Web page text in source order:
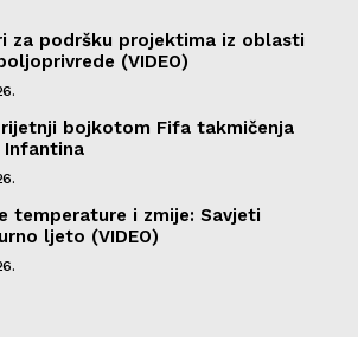
za podršku projektima iz oblasti
(VIDEO)
bojkotom Fifa takmičenja
Infantina
temperature i zmije: Savjeti
ljeto (VIDEO)